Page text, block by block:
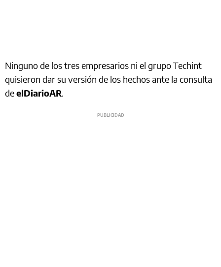
Ninguno de los tres empresarios ni el grupo Techint
quisieron dar su versión de los hechos ante la consulta
deelDiarioAR.